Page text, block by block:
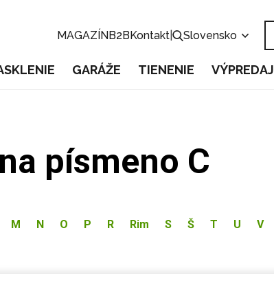
MAGAZÍNB2BKontakt Slovensko
GARÁŽE TIENENIE VÝPREDAJ
písmeno C
M N O P R Rim S Š T U V